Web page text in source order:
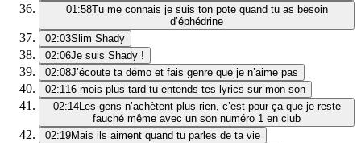
01:58Tu me connais je suis ton pote quand tu as besoin
d’éphédrine
02:03Slim Shady
02:06Je suis Shady !
02:08J’écoute ta démo et fais genre que je n’aime pas
02:116 mois plus tard tu entends tes lyrics sur mon son
02:14Les gens n’achètent plus rien, c’est pour ça que je reste
fauché même avec un son numéro 1 en club
02:19Mais ils aiment quand tu parles de ta vie